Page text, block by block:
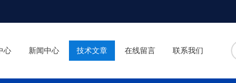
心 新闻中心 技术文章 在线留言 联系我们